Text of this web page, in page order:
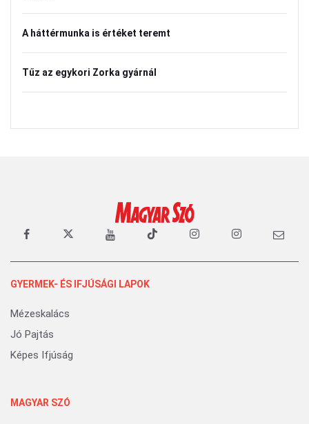
A háttérmunka is értéket teremt
Tűz az egykori Zorka gyárnál
GYERMEK- ÉS IFJÚSÁGI LAPOK
Mézeskalács
Jó Pajtás
Képes Ifjúság
MAGYAR SZÓ